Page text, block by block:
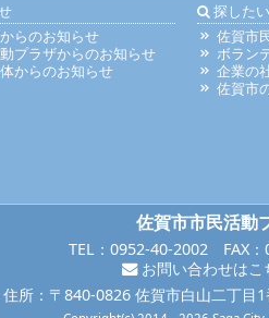
らのお知らせ
プラザからのお知らせ
からのお知らせ
探した
佐賀市
ボラン
企業の
佐賀市
佐賀市市民活動
TEL：0952-40-2002 FAX
お問い合わせはこ
住所：〒840-0826 佐賀市白山二丁